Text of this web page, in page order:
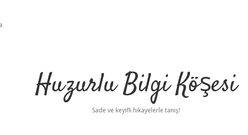
Huzurlu Bilgi Köşesi
Sade ve keyifli hikayelerle tanış!